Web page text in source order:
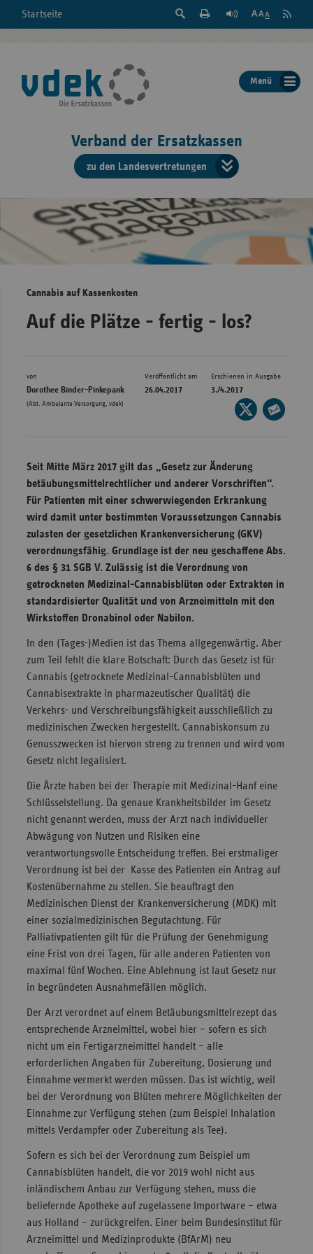
Startseite
Suche
der
Seite
Feed
Menü
Verband der Ersatzkassen
zu den Landesvertretungen
der
Cannabis auf Kassenkosten
Auf die Plätze - fertig - los?
von
Dorothee Binder-Pinkepank
(Abt. Ambulante Versorgung, vdek)
Veröffentlicht am
26.04.2017
Erschienen in Ausgabe
3./4.2017
Seite
auf
Seit Mitte März 2017 gilt das „Gesetz zur Änderung
betäubungsmittelrechtlicher und anderer Vorschriften“.
Für Patienten mit einer schwerwiegenden Erkrankung
wird damit unter bestimmten Voraussetzungen Cannabis
zulasten der gesetzlichen Krankenversicherung (GKV)
verordnungsfähig. Grundlage ist der neu geschaffene Abs.
6 des § 31 SGB V. Zulässig ist die Verordnung von
getrockneten Medizinal-Cannabisblüten oder Extrakten in
standardisierter Qualität und von Arzneimitteln mit den
Wirkstoffen Dronabinol oder Nabilon.
In den (Tages-)Medien ist das Thema allgegenwärtig. Aber
zum Teil fehlt die klare Botschaft: Durch das Gesetz ist für
Cannabis (getrocknete Medizinal-Cannabisblüten und
Cannabisextrakte in pharmazeutischer Qualität) die
Verkehrs- und Verschreibungsfähigkeit ausschließlich zu
medizinischen Zwecken hergestellt. Cannabiskonsum zu
Genusszwecken ist hiervon streng zu trennen und wird vom
Gesetz nicht legalisiert.
Die Ärzte haben bei der Therapie mit Medizinal-Hanf eine
Schlüsselstellung. Da genaue Krankheitsbilder im Gesetz
nicht genannt werden, muss der Arzt nach individueller
Abwägung von Nutzen und Risiken eine
verantwortungsvolle Entscheidung treffen. Bei erstmaliger
Verordnung ist bei der Kasse des Patienten ein Antrag auf
Kostenübernahme zu stellen. Sie beauftragt den
Medizinischen Dienst der Krankenversicherung (MDK) mit
einer sozialmedizinischen Begutachtung. Für
Palliativpatienten gilt für die Prüfung der Genehmigung
eine Frist von drei Tagen, für alle anderen Patienten von
maximal fünf Wochen. Eine Ablehnung ist laut Gesetz nur
in begründeten Ausnahmefällen möglich.
Der Arzt verordnet auf einem Betäubungsmittelrezept das
entsprechende Arzneimittel, wobei hier – sofern es sich
nicht um ein Fertigarzneimittel handelt – alle
erforderlichen Angaben für Zubereitung, Dosierung und
Einnahme vermerkt werden müssen. Das ist wichtig, weil
bei der Verordnung von Blüten mehrere Möglichkeiten der
Einnahme zur Verfügung stehen (zum Beispiel Inhalation
mittels Verdampfer oder Zubereitung als Tee).
Sofern es sich bei der Verordnung zum Beispiel um
Cannabisblüten handelt, die vor 2019 wohl nicht aus
inländischem Anbau zur Verfügung stehen, muss die
beliefernde Apotheke auf zugelassene Importware – etwa
aus Holland – zurückgreifen. Einer beim Bundesinstitut für
Arzneimittel und Medizinprodukte (BfArM) neu